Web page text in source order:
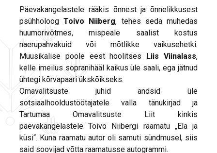
Päevakangelastele rääkis õnnest ja õnnelikkusest
psühholoogToivo Niiberg, tehes seda muhedas
huumorivõtmes, mispeale saalist kostus
naerupahvakuid või mõtlikke vaikusehetki.
Muusikalise poole eest hoolitses Liis Viinalass,
kelle imeilus sopranihääl kaikus üle saali, ega jätnud
ühtegi kõrvapaari ükskõikseks.
Omavalitsuste juhid andsid üle
sotsiaalhooldustöötajatele valla tänukirjad ja
Tartumaa Omavalitsuste Liit kinkis
päevakangelastele Toivo Niibergi raamatu „Ela ja
küsi“. Kuna raamatu autor oli samuti sündmusel, siis
said soovijad võtta raamatusse autogrammi.